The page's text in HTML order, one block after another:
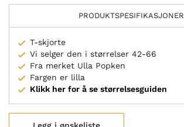
PRODUKTSPESIFIKASJONER
T-skjorte
Vi selger den i størrelser 42-66
Fra merket Ulla Popken
Fargen er lilla
Klikk her for å se størrelsesguiden